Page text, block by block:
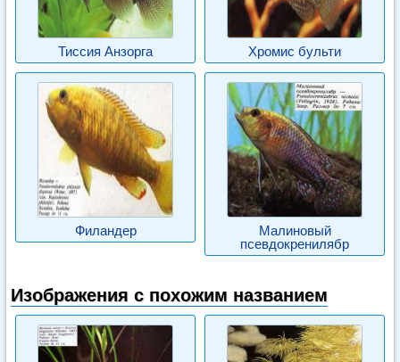
Тиссия Анзорга Хромис бульти
Филандер
Малиновый
псевдокренилябр
Изображения с похожим названием